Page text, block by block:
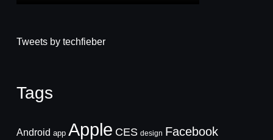
Tweets by techfieber
Tags
Android app Apple CES design Facebook